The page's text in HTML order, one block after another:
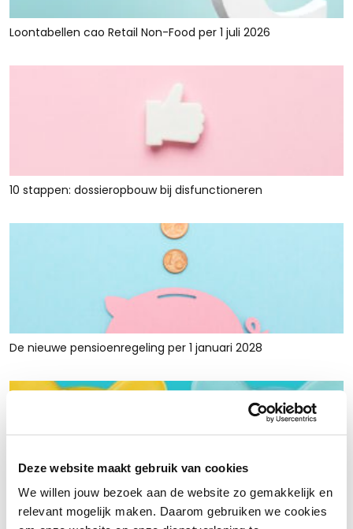
Deze website maakt gebruik van cookies
We willen jouw bezoek aan de website zo gemakkelijk en
relevant mogelijk maken. Daarom gebruiken we cookies
Loontabellen cao Retail Non-Food per 1 juli 2026
10 stappen: dossieropbouw bij disfunctioneren
De nieuwe pensioenregeling per 1 januari 2028
Rust en ruimte met werkkapitaalfinanciering: voor retailers
die tijdelijk krap zitten